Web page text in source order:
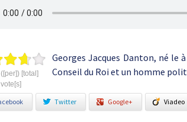
[total]
vote[s]
Georges Jacques Danton, né le
Conseil du Roi et un homme
Twitter Google+ Viadeo